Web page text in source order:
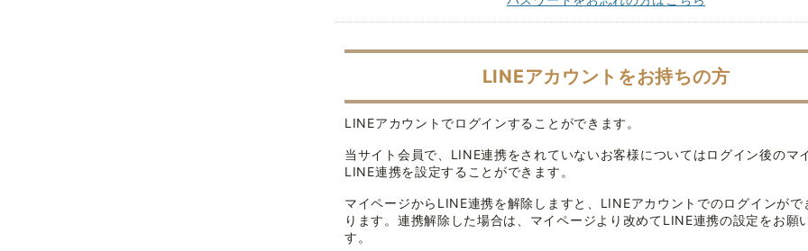
LINEアカウントをお持ちの方
LINEアカウントでログインすることができます。
当サイト会員で、LINE連携をされていないお客様についてはログイン後のマ
LINE連携を設定することができます。
マイページからLINE連携を解除しますと、LINEアカウントでのログインがで
ります。連携解除した場合は、マイページより改めてLINE連携の設定をお願
す。